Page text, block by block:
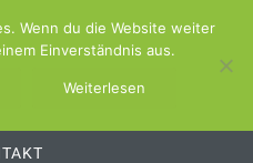
Wenn du die Website weiter
Einverständnis aus.
Weiterlesen